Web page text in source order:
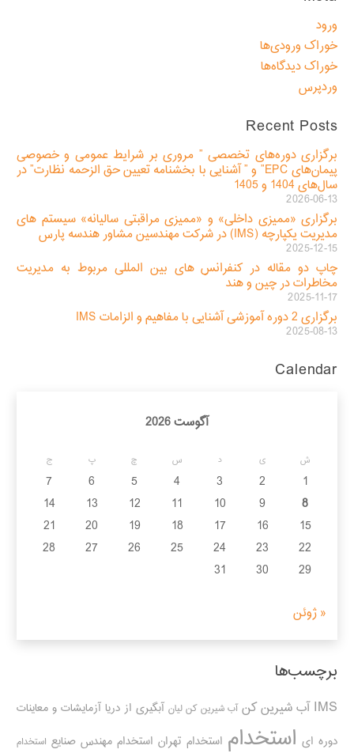
ورود
خوراک ورودی‌ها
خوراک دیدگاه‌ها
وردپرس
Recent Posts
برگزاری دوره‌های تخصصی ” مروری بر شرایط عمومی و خصوصی
پیمان‌های EPC” و ” آشنایی با بخشنامه تعیین حق الزحمه نظارت” در
سال‌های 1404 و 1405
2026-06-13
برگزاری «ممیزی داخلی» و «ممیزی مراقبتی سالیانه» سیستم های
مدیریت یکپارچه (IMS) در شرکت مهندسین مشاور هندسه پارس
2025-12-15
چاپ دو مقاله در کنفرانس های بین المللی مربوط به مدیریت
مخاطرات در چین و هند
2025-11-17
برگزاری 2 دوره آموزشی آشنایی با مفاهیم و الزامات IMS
2025-08-13
Calendar
آگوست 2026
ش ی د س چ پ ج
1
2
3
4
5
6
7
8
9
10
11
12
13
14
15
16
17
18
19
20
21
22
23
24
25
26
27
28
29
30
31
« ژوئن
برچسب‌ها
IMS آب شیرین کن آب شیرین کن لیان آبگیری از دریا آزمایشات و معاینات
دوره ای استخدام استخدام تهران استخدام مهندس صنایع استخدام